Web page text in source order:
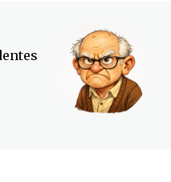
campanha
SC